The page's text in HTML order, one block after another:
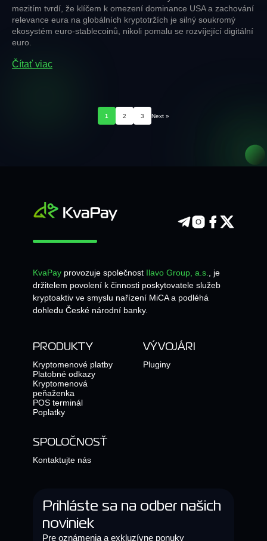
mezitím tvrdí, že klíčem k omezení dominance USA a zachování
relevance eura na globálních kryptotržích je silný soukromý
ekosystém euro-stablecoinů, nikoli pomalu se rozvíjející digitální
euro.
Čítať viac
1 2 3 Next »
KvaPay provozuje společnost Ilavo Group, a.s.
, je
držitelem povolení k činnosti poskytovatele služeb
kryptoaktiv ve smyslu nařízení MiCA a podléhá
dohledu České národní banky.
PRODUKTY
Kryptomenové platby
Platobné odkazy
Kryptomenová
peňaženka
POS terminál
Poplatky
VÝVOJÁRI
Pluginy
SPOLOČNOSŤ
Kontaktujte nás
Prihláste sa na odber našich
noviniek
Pre oznámenia a exkluzívne ponuky